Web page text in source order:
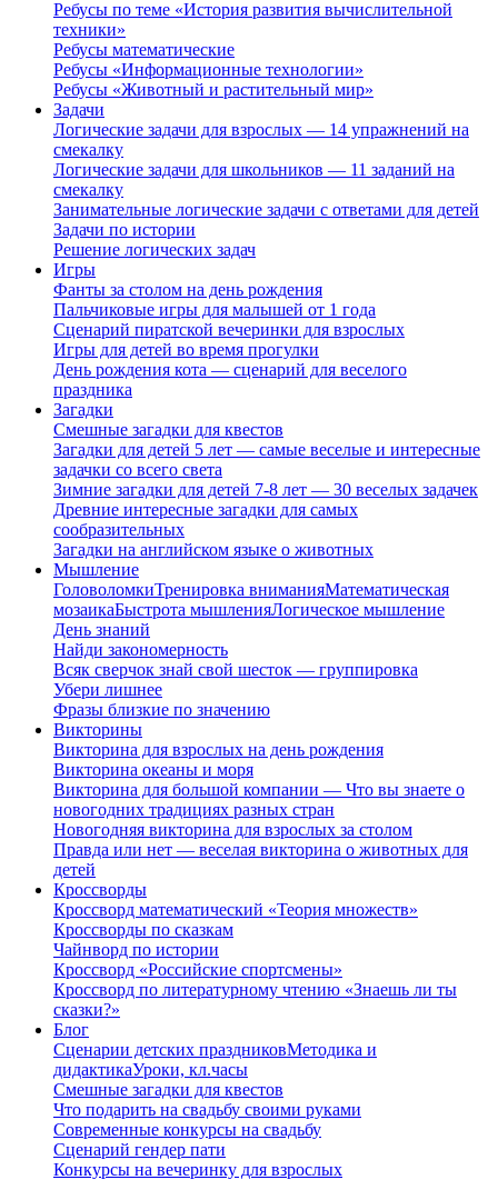
Ребусы по теме «История развития вычислительной
техники»
Ребусы математические
Ребусы «Информационные технологии»
Ребусы «Животный и растительный мир»
Задачи
Логические задачи для взрослых — 14 упражнений на
смекалку
Логические задачи для школьников — 11 заданий на
смекалку
Занимательные логические задачи с ответами для детей
Задачи по истории
Решение логических задач
Игры
Фанты за столом на день рождения
Пальчиковые игры для малышей от 1 года
Сценарий пиратской вечеринки для взрослых
Игры для детей во время прогулки
День рождения кота — сценарий для веселого
праздника
Загадки
Смешные загадки для квестов
Загадки для детей 5 лет — самые веселые и интересные
задачки со всего света
Зимние загадки для детей 7-8 лет — 30 веселых задачек
Древние интересные загадки для самых
сообразительных
Загадки на английском языке о животных
Мышление
ГоловоломкиТренировка вниманияМатематическая
мозаикаБыстрота мышленияЛогическое мышление
День знаний
Найди закономерность
Всяк сверчок знай свой шесток — группировка
Убери лишнее
Фразы близкие по значению
Викторины
Викторина для взрослых на день рождения
Викторина океаны и моря
Викторина для большой компании — Что вы знаете о
новогодних традициях разных стран
Новогодняя викторина для взрослых за столом
Правда или нет — веселая викторина о животных для
детей
Кроссворды
Кроссворд математический «Теория множеств»
Кроссворды по сказкам
Чайнворд по истории
Кроссворд «Российские спортсмены»
Кроссворд по литературному чтению «Знаешь ли ты
сказки?»
Блог
Сценарии детских праздниковМетодика и
дидактикаУроки, кл.часы
Смешные загадки для квестов
Что подарить на свадьбу своими руками
Современные конкурсы на свадьбу
Сценарий гендер пати
Конкурсы на вечеринку для взрослых